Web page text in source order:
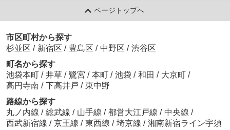
ページトップへ
市区町村から探す
杉並区 / 新宿区 / 豊島区 / 中野区 / 渋谷区
町名から探す
池袋本町 / 井草 / 鷺宮 / 本町 / 池袋 / 和田 / 大京町 /
高円寺南 / 下高井戸 / 東中野
路線から探す
丸ノ内線 / 総武線 / 山手線 / 都営大江戸線 / 中央線 /
西武新宿線 / 京王線 / 東西線 / 埼京線 / 湘南新宿ライン宇須